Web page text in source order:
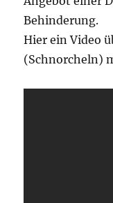
Behinderung.
Hier ein Video
(Schnorcheln)